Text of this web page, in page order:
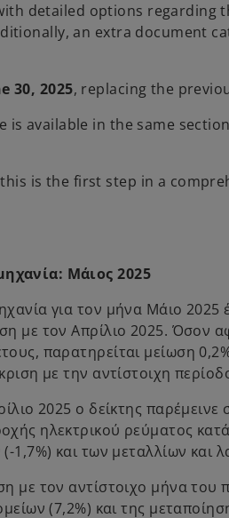
n
s
n
t
detailed options regarding
an extra document
30, 2025, replacing the
is available in the same
is the first step in a
Μάιος 2025
για τον μήνα Μάιο 2025
με τον Απρίλιο 2025. Όσον
παρατηρείται μείωση
με την αντίστοιχη
2025 ο δείκτης
ηλεκτρικού ρεύματος
και των μεταλλίων και
με τον αντίστοιχο μήνα
(7,2%) και της